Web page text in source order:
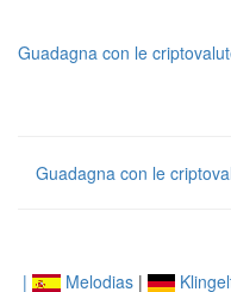
Guadagna con le
Guadagna con le
| Melodias|